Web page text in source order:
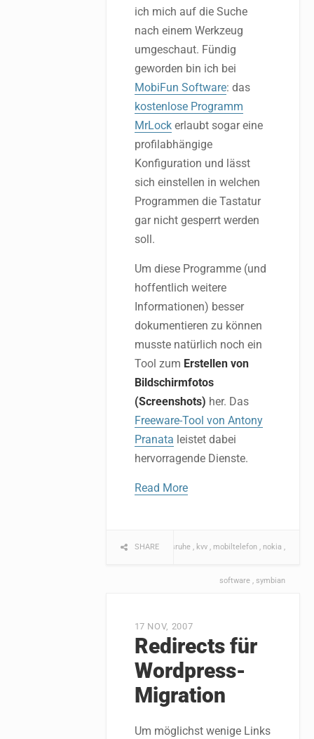
ich mich auf die Suche
nach einem Werkzeug
umgeschaut. Fündig
geworden bin ich bei
MobiFun Software: das
kostenlose Programm
MrLockerlaubt sogar eine
profilabhängige
Konfiguration und lässt
sich einstellen in welchen
Programmen die Tastatur
gar nicht gesperrt werden
soll.
Um diese Programme (und
hoffentlich weitere
Informationen) besser
dokumentieren zu können
musste natürlich noch ein
Tool zum Erstellen von
Bildschirmfotos
(Screenshots) her. Das
Freeware-Tool von Antony
Pranata leistet dabei
hervorragende Dienste.
Read More
SHARE
e50 karlsruhe kvv mobiltelefon nokia
software symbian
17 NOV, 2007
Redirects für
Wordpress-
Migration
Um möglichst wenige Links